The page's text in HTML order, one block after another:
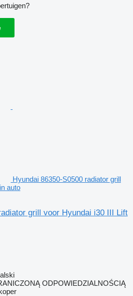
Hyundai 86350-S0500 radiator grill
auto
grill voor Hyundai i30 III Lift
ODPOWIEDZIALNOŚCIĄ